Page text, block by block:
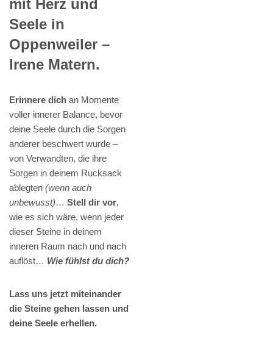
mit Herz und
Seele in
Oppenweiler –
Irene Matern.
Erinnere dich an Momente
voller innerer Balance, bevor
deine Seele durch die Sorgen
anderer beschwert wurde –
von Verwandten, die ihre
Sorgen in deinem Rucksack
ablegten (wenn auch
unbewusst)… Stell dir vor,
wie es sich wäre, wenn jeder
dieser Steine in deinem
inneren Raum nach und nach
auflöst… Wie fühlst du dich?
Lass uns jetzt miteinander
die Steine gehen lassen und
deine Seele erhellen.